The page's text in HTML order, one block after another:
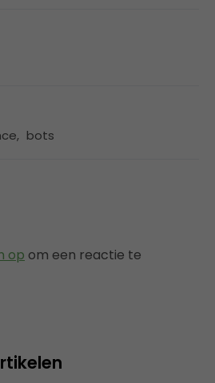
, bots
op om een reactie te